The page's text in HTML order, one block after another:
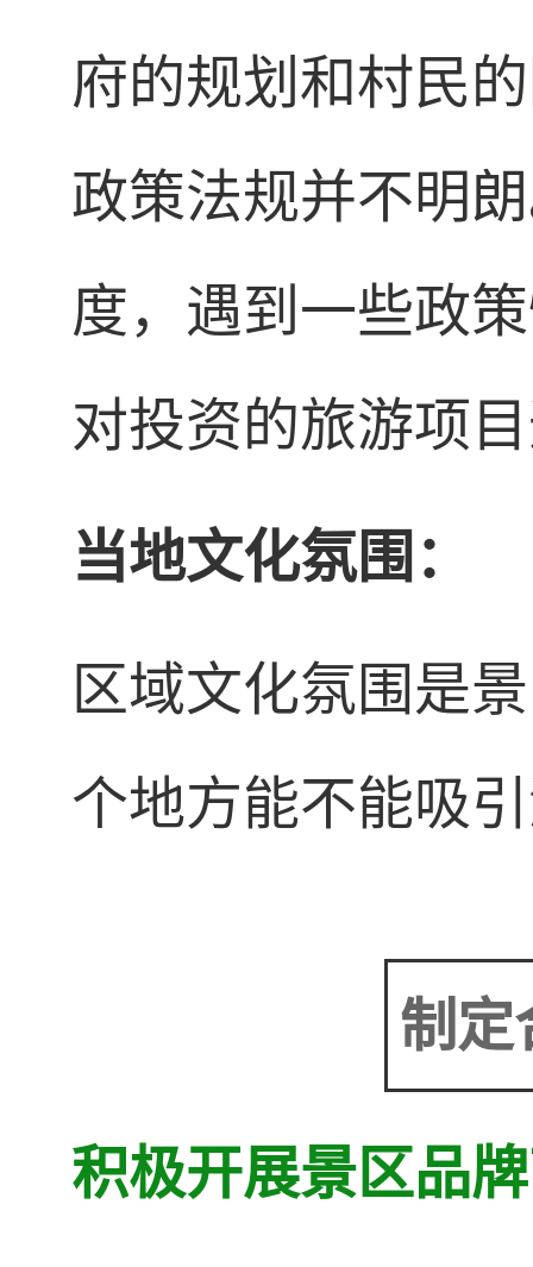
府的规划和村民
政策法规并不明
度，遇到一些政
对投资的旅游项
当地文化氛围：
区域文化氛围是
个地方能不能吸
制定
积极开展景区品